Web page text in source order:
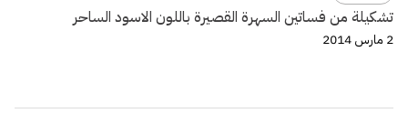
تشكيلة من فساتين السهرة القصيرة باللون الاسود الساحر
2 مارس 2014